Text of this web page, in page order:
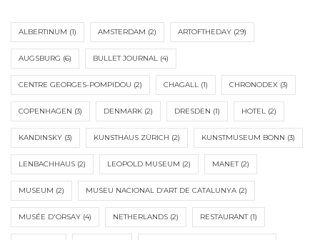
ALBERTINUM (1) AMSTERDAM (2) ARTOFTHEDAY (29)
AUGSBURG (6) BULLET JOURNAL (4)
CENTRE GEORGES-POMPIDOU (2) CHAGALL (1) CHRONODEX (3)
COPENHAGEN (3) DENMARK (2) DRESDEN (1) HOTEL (2)
KANDINSKY (3) KUNSTHAUS ZÜRICH (2) KUNSTMUSEUM BONN (3)
LENBACHHAUS (2) LEOPOLD MUSEUM (2) MANET(2)
MUSEUM (2) MUSEU NACIONAL D’ART DE CATALUNYA (2)
MUSÉE D'ORSAY (4) NETHERLANDS (2) RESTAURANT(1)